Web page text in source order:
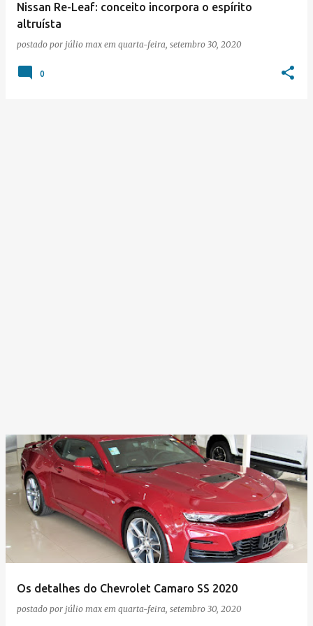
Nissan Re-Leaf: conceito incorpora o espírito
altruísta
postado por júlio max em quarta-feira, setembro 30, 2020
0
Os detalhes do Chevrolet Camaro SS 2020
postado por júlio max em quarta-feira, setembro 30, 2020